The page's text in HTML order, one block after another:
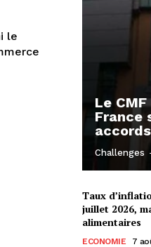
le
Le
France
Challenges
Taux
juillet 2026,
alimentaires
ECONOMIE 7